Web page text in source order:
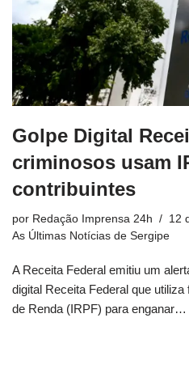
Golpe Digital
criminosos usam
contribuintes
por Redação Imprensa 24h
12
As Últimas Notícias de Sergipe
A Receita Federal emitiu um
digital Receita Federal que
de Renda (IRPF) para enganar…